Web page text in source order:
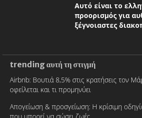
Αυτό είναι το
προορισμός για
ξέγνοιαστες
trending αυτή τη στιγμή
Airbnb: Βουτιά 8,5% στις κρατήσεις τον
οφείλεται και τι προμηνύει
Απογείωση & προσγείωση: Η κρίσιμη